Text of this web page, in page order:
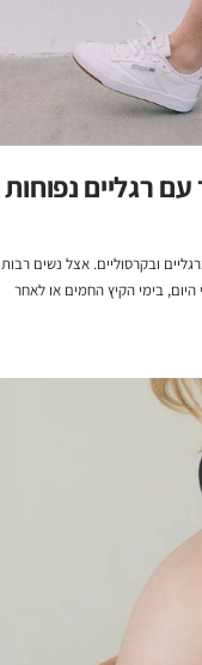
רגליים נפוחות
ובקרסוליים. אצל נשים רבות
בימי הקיץ החמים או לאחר